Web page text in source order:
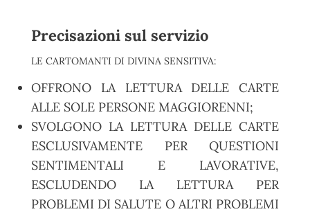
Precisazioni sul servizio
LE CARTOMANTI DI DIVINA SENSITIVA:
OFFRONO LA LETTURA DELLE CARTE
ALLE SOLE PERSONE MAGGIORENNI;
SVOLGONO LA LETTURA DELLE CARTE
ESCLUSIVAMENTE PER QUESTIONI
SENTIMENTALI E LAVORATIVE,
ESCLUDENDO LA LETTURA PER
PROBLEMI DI SALUTE O ALTRI PROBLEMI